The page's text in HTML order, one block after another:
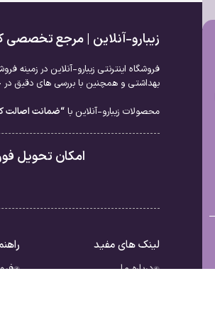
زیبارو-آنلاین | مرجع تخصصی
فروشگاه اینترنتی زیبارو-آنلاین در
بهداشتی و همچنین با بررسی های دقیق
محصولات زیبارو-آنلاین با“ضمانت اصالت
امکان تحویل
لینک های مفید
درباره ما